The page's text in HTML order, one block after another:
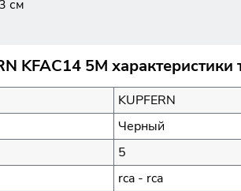
см
KFAC14 5M характеристики
KUPFERN
Черный
5
rca - rca